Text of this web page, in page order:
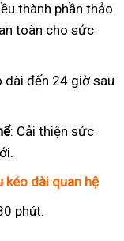
thành phần thảo
toàn cho sức
dài đến 24 giờ sau
: Cải thiện sức
kéo dài quan hệ
phút.